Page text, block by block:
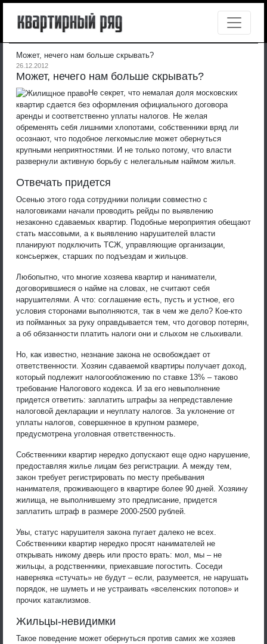
Может, нечего нам больше скрывать?
26.12.2012
Может, нечего нам больше скрывать?
Не секрет, что немалая доля московских
квартир сдается без оформления официального договора
аренды и соответственно уплаты налогов. Не желая
обременять себя лишними хлопотами, собственники вряд ли
осознают, что подобное легкомыслие может обернуться
крупными неприятностями. И не только потому, что власти
развернули активную борьбу с нелегальным наймом жилья.
Отвечать придется
Осенью этого года сотрудники полиции совместно с
налоговиками начали проводить рейды по выявлению
незаконно сдаваемых квартир. Подобные мероприятия обещают
стать массовыми, а к выявлению нарушителей власти
планируют подключить ТСЖ, управляющие организации,
консьержек, старших по подъездам и жильцов.
Любопытно, что многие хозяева квартир и наниматели,
договорившиеся о найме на словах, не считают себя
нарушителями. А что: соглашение есть, пусть и устное, его
условия сторонами выполняются, так в чем же дело? Кое-кто
из пойманных за руку оправдывается тем, что договор потерян,
а об обязанности платить налоги они и слыхом не слыхивали.
Но, как известно, незнание закона не освобождает от
ответственности. Хозяин сдаваемой квартиры получает доход,
который подлежит налогообложению по ставке 13% – таково
требование Налогового кодекса. И за его невыполнение
придется ответить: заплатить штрафы за непредставление
налоговой декларации и неуплату налогов. За уклонение от
уплаты налогов, совершенное в крупном размере,
предусмотрена уголовная ответственность.
Собственники квартир нередко допускают еще одно нарушение,
предоставляя жилье лицам без регистрации. А между тем,
закон требует регистрировать по месту пребывания
нанимателя, проживающего в квартире более 90 дней. Хозяину
жилища, не выполнившему это предписание, придется
заплатить штраф в размере 2000-2500 рублей.
Увы, статус нарушителя закона пугает далеко не всех.
Собственники квартир нередко просят нанимателей не
открывать никому дверь или просто врать: мол, мы – не
жильцы, а родственники, приехавшие погостить. Соседи
наверняка «стучать» не будут – если, разумеется, не нарушать
порядок, не шуметь и не устраивать «вселенских потопов» и
прочих катаклизмов.
Жильцы-невидимки
Такое поведение может обернуться против самих же хозяев